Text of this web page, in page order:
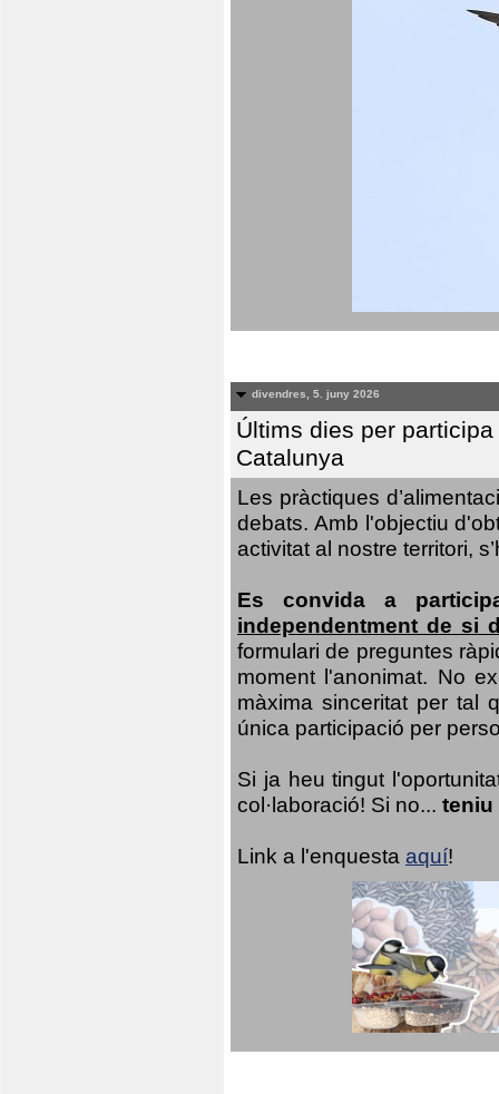
divendres, 5. juny 2026
Últims dies per
Catalunya
Les pràctiques
debats. Amb l'objectiu
activitat al nostre territori,
Es convida a
independentment de si
formulari de preguntes
moment l'anonimat. No
màxima sinceritat per tal
única participació per
Si ja heu tingut
col·laboració! Si no... teniu
Link a l'enquesta aquí!